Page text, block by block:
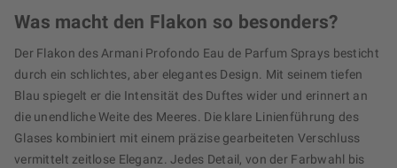
Was macht den Flakon so besonders?
Der Flakon des Armani Profondo Eau de Parfum Sprays besticht
durch ein schlichtes, aber elegantes Design. Mit seinem tiefen
Blau spiegelt er die Intensität des Duftes wider und erinnert an
die unendliche Weite des Meeres. Die klare Linienführung des
Glases kombiniert mit einem präzise gearbeiteten Verschluss
vermittelt zeitlose Eleganz. Jedes Detail, von der Farbwahl bis